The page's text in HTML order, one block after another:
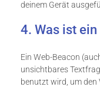
deinem Gerät
4. Was ist ein
Ein Web-Beacon
unsichtbares
benutzt wird, um den